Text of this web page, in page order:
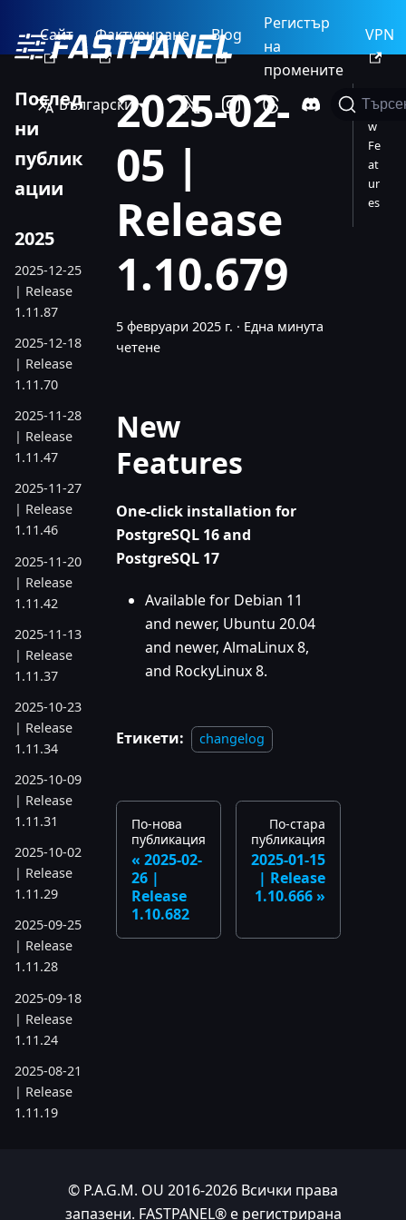
Сайт Фактуриране Blog
Регистър
на
промените
VPN
Български
Послед
ни
публик
ации
2025
2025-12-25
| Release
1.11.87
2025-12-18
| Release
1.11.70
2025-11-28
| Release
1.11.47
2025-11-27
| Release
1.11.46
2025-11-20
| Release
1.11.42
2025-11-13
| Release
1.11.37
2025-10-23
| Release
1.11.34
2025-10-09
| Release
1.11.31
2025-10-02
| Release
1.11.29
2025-09-25
| Release
1.11.28
2025-09-18
| Release
1.11.24
2025-08-21
| Release
1.11.19
2025-05-22
2025-02-
05 |
Release
1.10.679
5 февруари 2025 г. · Една минута
четене
New
Features
One-click installation for
PostgreSQL 16 and
PostgreSQL 17
Available for Debian 11
and newer, Ubuntu 20.04
and newer, AlmaLinux 8,
and RockyLinux 8.
Етикети: changelog
По-нова
публикация
2025-02-
26 |
Release
1.10.682
По-стара
публикация
2025-01-15
| Release
1.10.666
Ne
w
Fe
at
ur
es
© P.A.G.M. OU 2016-2026 Всички права
запазени. FASTPANEL® е регистрирана